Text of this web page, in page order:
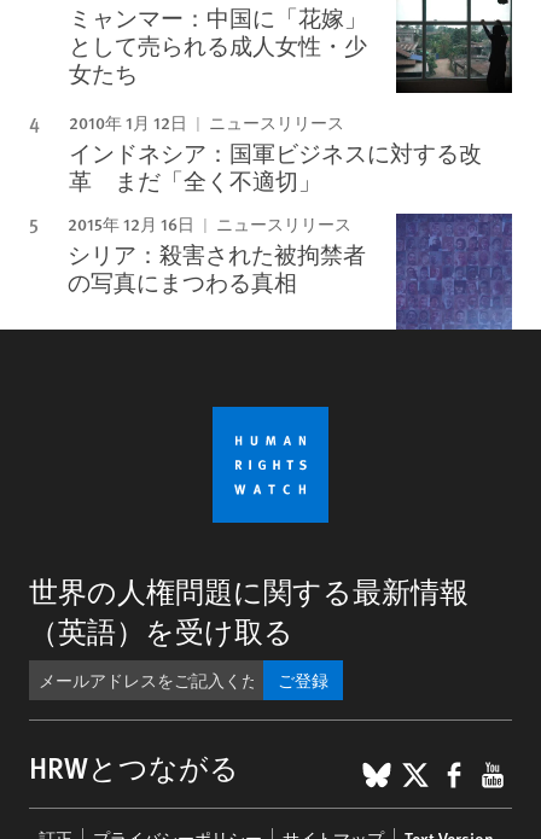
ミャンマー：中国に「花嫁」
として売られる成人女性・少
女たち
2010年 1月 12日 ニュースリリース
インドネシア：国軍ビジネスに対する改
革 まだ「全く不適切」
2015年 12月 16日 ニュースリリース
シリア：殺害された被拘禁者
の写真にまつわる真相
世界の人権問題に関する最新情報
（英語）を受け取る
ご登録
HRWとつながる BlueSky
X